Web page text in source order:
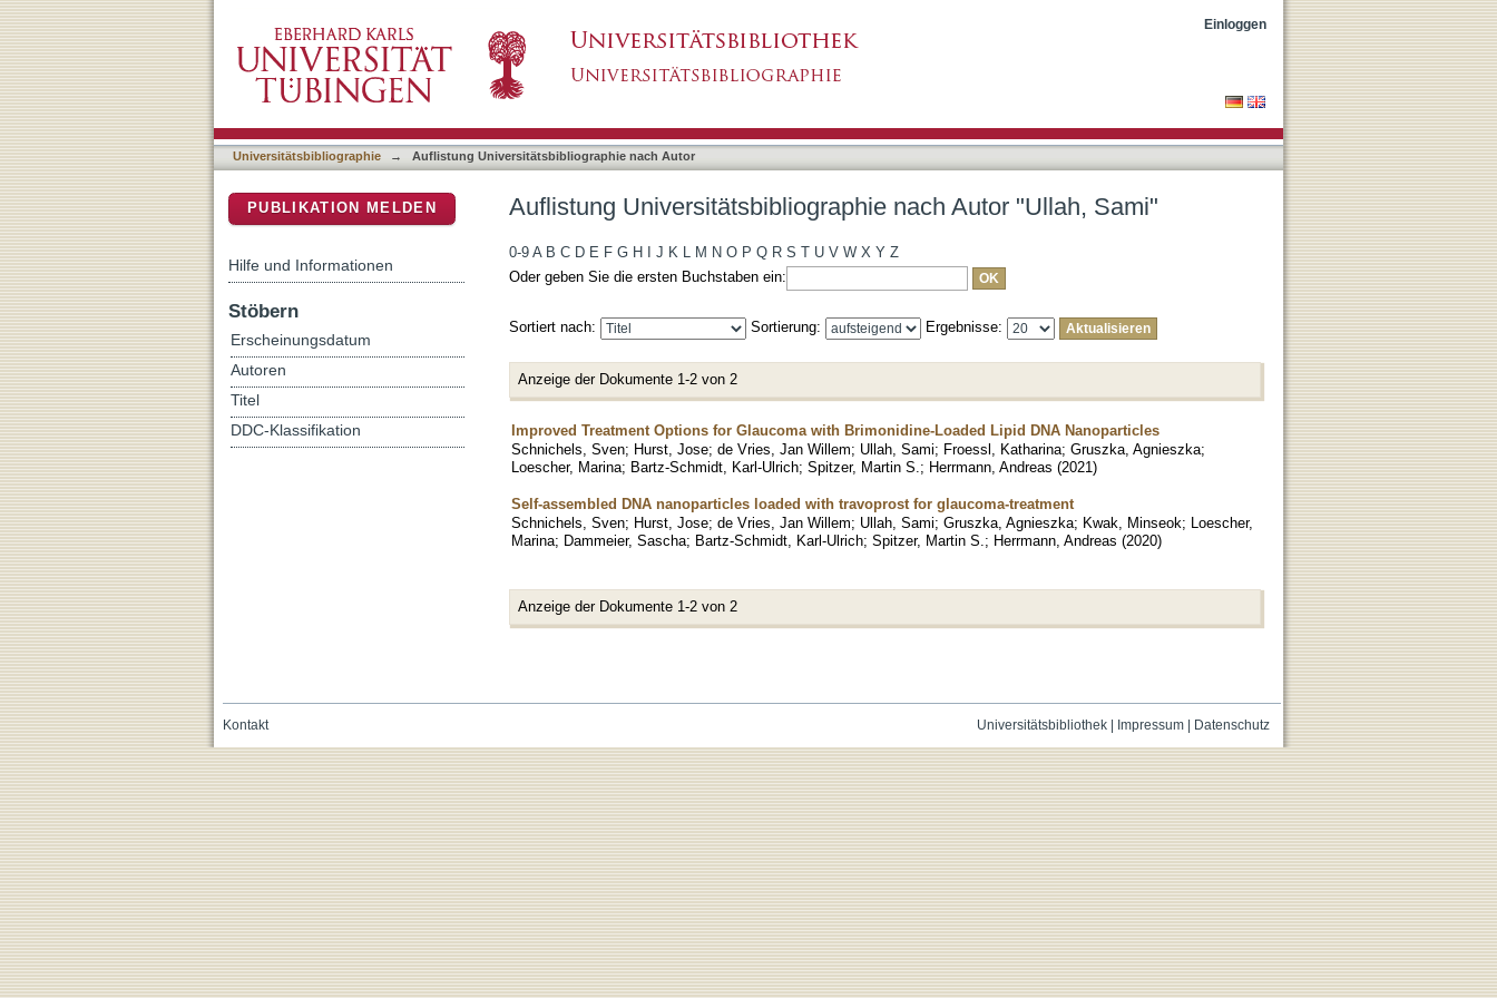
Einloggen
Universitätsbibliographie → Auflistung Universitätsbibliographie nach Autor
Auflistung Universitätsbibliographie nach Autor "Ullah, Sami"
0-9 A B C D E F G H J K L M N O P Q R S T U V W X Y Z
Oder geben Sie die ersten Buchstaben ein:
Sortiert nach: Sortierung: Ergebnisse:
Anzeige der Dokumente 1-2 von 2
Improved Treatment Options for Glaucoma with Brimonidine-Loaded Lipid DNA Nanoparticles
Schnichels, Sven; Hurst, Jose; de Vries, Jan Willem; Ullah, Sami; Froessl, Katharina; Gruszka, Agnieszka;
Loescher, Marina; Bartz-Schmidt, Karl-Ulrich; Spitzer, Martin S. ; Herrmann, Andreas (2021)
Self-assembled DNA nanoparticles loaded with travoprost for glaucoma-treatment
Schnichels, Sven; Hurst, Jose; de Vries, Jan Willem; Ullah, Sami; Gruszka, Agnieszka; Kwak, Minseok; Loescher,
Marina; Dammeier, Sascha; Bartz-Schmidt, Karl-Ulrich; Spitzer, Martin S. ; Herrmann, Andreas (2020)
Anzeige der Dokumente 1-2 von 2
PUBLIKATION MELDEN
Hilfe und Informationen
Stöbern
Erscheinungsdatum
Autoren
Titel
DDC-Klassifikation
Universitätsbibliothek| Impressum| Datenschutz
Kontakt